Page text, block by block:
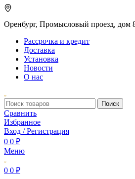
Оренбург, Промысловый проезд,
Рассрочка и кредит
Доставка
Установка
Новости
О нас
Поиск
Сравнить
Избранное
Вход / Регистрация
0 0 ₽
Меню
0 0 ₽